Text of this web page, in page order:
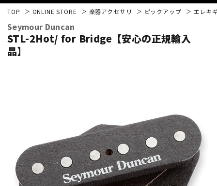
パーカッション
キーボード 電子ピアノ
TOP ONLINE STORE 楽器アクセサリ ピックアップ エレキ
Seymour Duncan
STL-2Hot/ for Bridge【安心の正規輸入
品】